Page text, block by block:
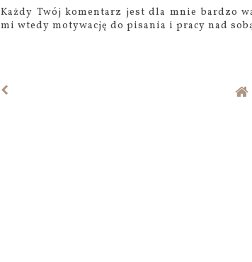
Każdy Twój komentarz jest dla mnie bardzo
mi wtedy motywację do pisania i pracy nad